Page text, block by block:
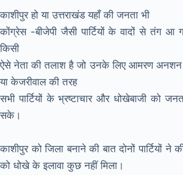
काशीपुर हो या उत्तराखंड यहाँ की जनता भी
कोंग्रेस -बीजेपी जैसी पार्टियों के वादों से तंग आ
किसी
ऐसे नेता की तलाश है जो उनके लिए आमरण
या केजरीवाल की तरह
सभी पार्टियों के भ्रष्टाचार और धोखेबाजी को
सके।
काशीपुर को जिला बनाने की बात दोनों पार्टियों ने
को धोखे के इलावा कुछ नहीं मिला।